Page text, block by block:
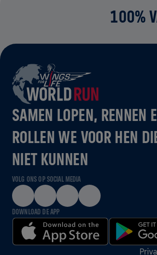
100%
SAMEN LOPEN, RENNEN
ROLLEN WE VOOR HEN
NIET KUNNEN
VOLG ONS OP SOCIAL MEDIA
DOWNLOAD DE APP